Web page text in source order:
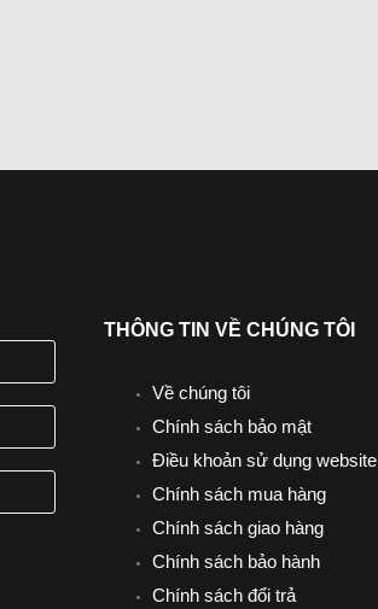
THÔNG TIN VỀ CHÚNG TÔI
Về chúng tôi
Chính sách bảo mật
Điều khoản sử dụng website
Chính sách mua hàng
Chính sách giao hàng
Chính sách bảo hành
Chính sách đổi trả